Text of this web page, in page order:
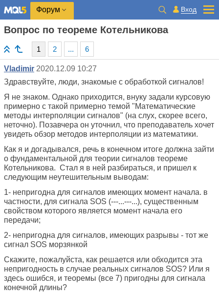
Форум Вход
Вопрос по теореме Котельникова
1 2 ... 6
Vladimir 2020.12.09 10:27
Здравствуйте, люди, знакомые с обработкой сигналов!
Я не знаком. Однако приходится, внуку задали курсовую
примерно с такой примерно темой "Математические
методы интерполяции сигналов" (на слух, скорее всего,
неточно). Позавчера он уточнил, что преподаватель хочет
увидеть обзор методов интерполяции из математики.
Как я и догадывался, речь в конечном итоге должна зайти
о фундаментальной для теории сигналов теореме
Котельникова. Стал я в ней разбираться, и пришел к
следующим неутешительным выводам:
1- непригодна для сигналов имеющих момент начала. в
частности, для сигнала SOS (---...---...), существенным
свойством которого является момент начала его
передачи;
2- непригодна для сигналов, имеющих разрывы - тот же
сигнал SOS морзянкой
Скажите, пожалуйста, как решается или обходится эта
непригодность в случае реальных сигналов SOS? Или я
здесь ошибся, и теоремы (все 7) пригодны для сигнала
конечной длины?